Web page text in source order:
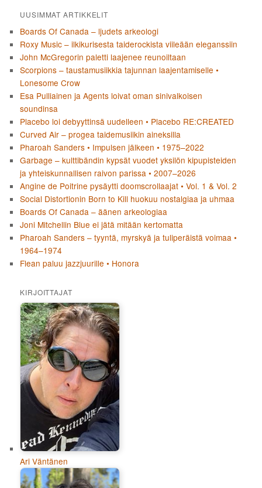
UUSIMMAT ARTIKKELIT
Boards Of Canada – ljudets arkeologi
Roxy Music – ilkikurisesta taiderockista viileään eleganssiin
John McGregorin paletti laajenee reunoiltaan
Scorpions – taustamusiikkia tajunnan laajentamiselle •
Lonesome Crow
Esa Pulliainen ja Agents loivat oman sinivalkoisen
soundinsa
Placebo loi debyyttinsä uudelleen • Placebo RE:CREATED
Curved Air – progea taidemusiikin aineksilla
Pharoah Sanders • Impulsen jälkeen • 1975–2022
Garbage – kulttibändin kypsät vuodet yksilön kipupisteiden
ja yhteiskunnallisen raivon parissa • 2007–2026
Angine de Poitrine pysäytti doomscrollaajat • Vol. 1 & Vol. 2
Social Distortionin Born to Kill huokuu nostalgiaa ja uhmaa
Boards Of Canada – äänen arkeologiaa
Joni Mitchellin Blue ei jätä mitään kertomatta
Pharoah Sanders – tyyntä, myrskyä ja tuliperäistä voimaa •
1964–1974
Flean paluu jazzjuurille • Honora
KIRJOITTAJAT
Ari Väntänen